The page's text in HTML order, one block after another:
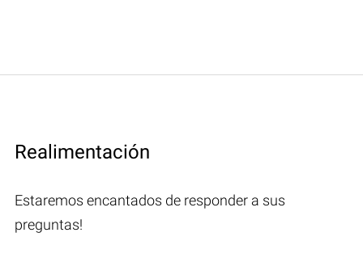
Realimentación
Estaremos encantados de responder a sus
preguntas!